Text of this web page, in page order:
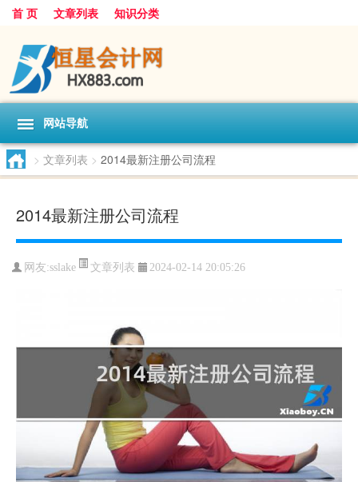
首 页 文章列表 知识分类
网站导航
> 文章列表 > 2014最新注册公司流程
2014最新注册公司流程
网友:sslake 文章列表 2024-02-14 20:05:26